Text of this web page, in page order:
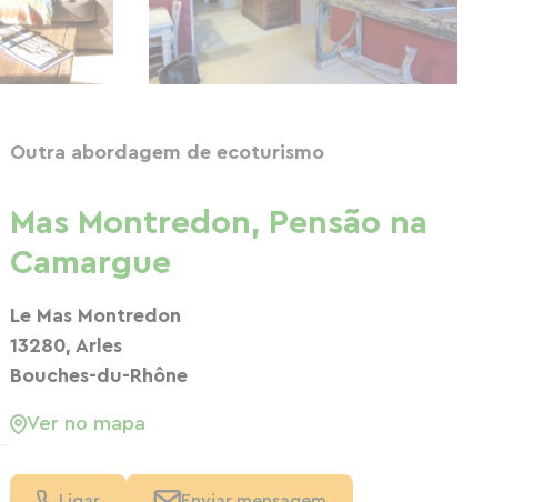
Outra abordagem de ecoturismo
Mas Montredon, Pensão na
Camargue
Le Mas Montredon
13280, Arles
Bouches-du-Rhône
Ver no mapa